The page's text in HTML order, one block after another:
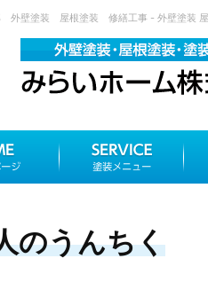
外壁塗装 屋根塗装 修繕工事 - 外壁塗装 屋
のうんちく